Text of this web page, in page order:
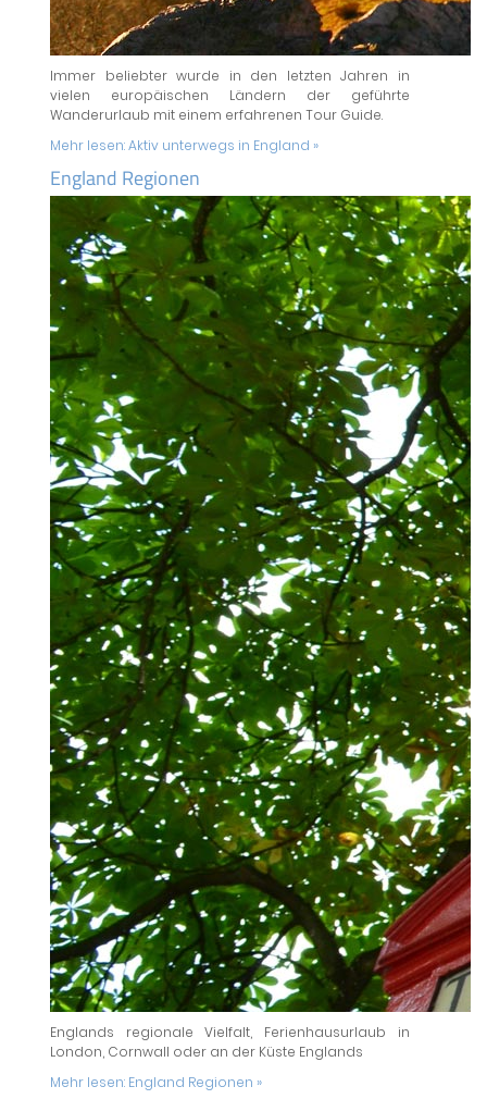
Immer beliebter wurde in den letzten Jahren in
vielen europäischen Ländern der geführte
Wanderurlaub mit einem erfahrenen Tour Guide.
Mehr lesen:Aktiv unterwegs in England »
England Regionen
Englands regionale Vielfalt, Ferienhausurlaub in
London, Cornwall oder an der Küste Englands
Mehr lesen: England Regionen »